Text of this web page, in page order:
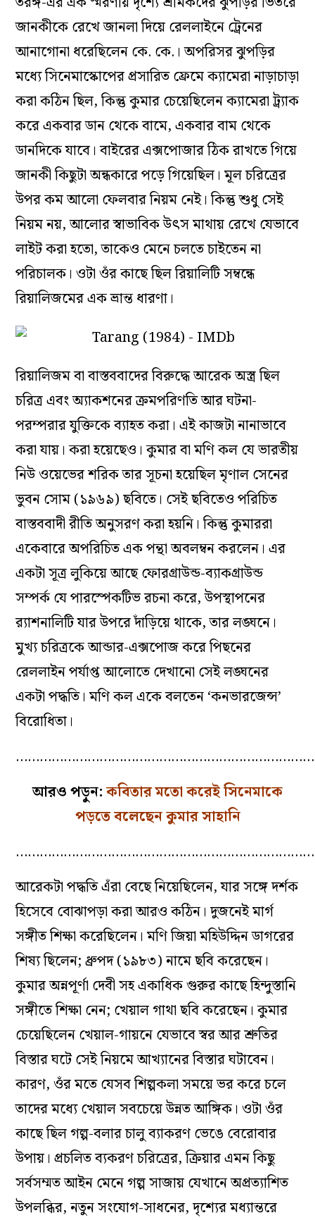
জানকীকে রেখে জানলা দিয়ে রেললাইনে ট্রেনের
আনাগোনা ধরেছিলেন কে. কে.। অপরিসর ঝুপড়ির
মধ্যে সিনেমাস্কোপের প্রসারিত ফ্রেমে ক্যামেরা নাড়াচাড়া
করা কঠিন ছিল, কিন্তু কুমার চেয়েছিলেন ক্যামেরা ট্র্যাক
করে একবার ডান থেকে বামে, একবার বাম থেকে
ডানদিকে যাবে। বাইরের এক্সপোজার ঠিক রাখতে গিয়ে
জানকী কিছুটা অন্ধকারে পড়ে গিয়েছিল। মূল চরিত্রের
উপর কম আলো ফেলবার নিয়ম নেই। কিন্তু শুধু সেই
নিয়ম নয়, আলোর স্বাভাবিক উৎস মাথায় রেখে যেভাবে
লাইট করা হতো, তাকেও মেনে চলতে চাইতেন না
পরিচালক। ওটা ওঁর কাছে ছিল রিয়ালিটি সম্বন্ধে
রিয়ালিজমের এক ভ্রান্ত ধারণা।
রিয়ালিজম বা বাস্তববাদের বিরুদ্ধে আরেক অস্ত্র ছিল
চরিত্র এবং অ্যাকশনের ক্রমপরিণতি আর ঘটনা-
পরম্পরার যুক্তিকে ব্যাহত করা। এই কাজটা নানাভাবে
করা যায়। করা হয়েছেও। কুমার বা মণি কল যে ভারতীয়
নিউ ওয়েভের শরিক তার সূচনা হয়েছিল মৃণাল সেনের
ভুবন সোম(১৯৬৯) ছবিতে। সেই ছবিতেও পরিচিত
বাস্তববাদী রীতি অনুসরণ করা হয়নি। কিন্তু কুমাররা
একেবারে অপরিচিত এক পন্থা অবলম্বন করলেন। এর
একটা সূত্র লুকিয়ে আছে ফোরগ্রাউন্ড-ব্যাকগ্রাউন্ড
সম্পর্ক যে পারস্পেকটিভ রচনা করে, উপস্থাপনের
র‍্যাশনালিটি যার উপরে দাঁড়িয়ে থাকে, তার লঙ্ঘনে।
মুখ্য চরিত্রকে আন্ডার-এক্সপোজ করে পিছনের
রেললাইন পর্যাপ্ত আলোতে দেখানো সেই লঙ্ঘনের
একটা পদ্ধতি। মণি কল একে বলতেন ‘কনভারজেন্স’
বিরোধিতা।
আরও পড়ুন:কবিতার মতো করেই সিনেমাকে
পড়তে বলেছেন কুমার সাহানি
আরেকটা পদ্ধতি এঁরা বেছে নিয়েছিলেন, যার সঙ্গে দর্শক
হিসেবে বোঝাপড়া করা আরও কঠিন। দুজনেই মার্গ
সঙ্গীত শিক্ষা করেছিলেন। মণি জিয়া মহিউদ্দিন ডাগরের
শিষ্য ছিলেন;ধ্রুপদ(১৯৮৩) নামে ছবি করেছেন।
কুমার অন্নপূর্ণা দেবী সহ একাধিক গুরুর কাছে হিন্দুস্তানি
সঙ্গীতে শিক্ষা নেন; খেয়াল গাথাছবি করেছেন। কুমার
চেয়েছিলেন খেয়াল-গায়নে যেভাবে স্বর আর শ্রুতির
বিস্তার ঘটে সেই নিয়মে আখ্যানের বিস্তার ঘটাবেন।
কারণ, ওঁর মতে যেসব শিল্পকলা সময়ে ভর করে চলে
তাদের মধ্যে খেয়াল সবচেয়ে উন্নত আঙ্গিক। ওটা ওঁর
কাছে ছিল গল্প-বলার চালু ব্যাকরণ ভেঙে বেরোবার
উপায়। প্রচলিত ব্যকরণ চরিত্রের, ক্রিয়ার এমন কিছু
সর্বসম্মত আইন মেনে গল্প সাজায় যেখানে অপ্রত্যাশিত
উপলব্ধির, নতুন সংযোগ-সাধনের, দৃশ্যের মধ্যান্তরে